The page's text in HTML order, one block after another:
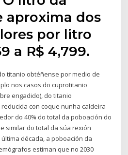
aproxima dos
por litro
a R$ 4,799.
titanio obtéñense por medio de
nos casos do cuprotitanio
engadido), do titanio
con coque nunha caldeira
do 40% do total da poboación do
similar do total da súa rexión
década, a poboación da
estiman que no 2030